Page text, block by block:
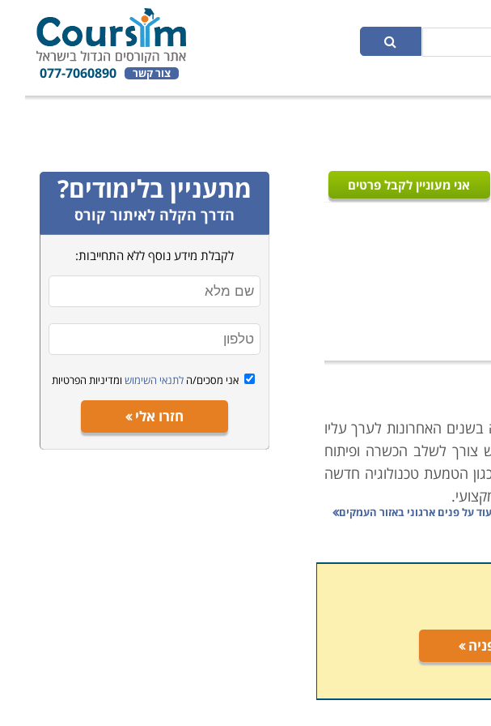
צור קשר 077-7060890
אני מעוניין לקבל פרטים
האחרונות לערך עליו
צורך לשלב הכשרה ופיתוח
הטמעת טכנולוגיה חדשה
הטכנולוגיים ולספק
נחוצים על מנת להעלות את
תחושת סיפוק ומגבירה את
ולהגדיל ראש במסגרת
עלפנים ארגוני באזור העמקים
מתעניין בלימודים?
הדרך הקלה לאיתור קורס
לקבלת מידע נוסף ללא התחייבות:
אני מסכים/הלתנאי השימוש ומדיניות הפרטיות
חזרו אלי